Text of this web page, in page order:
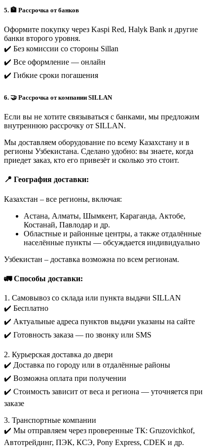
5. 🏦 Рассрочка от банков
Оформите покупку через Kaspi Red, Halyk Bank и другие
банки второго уровня.
✔️ Без комиссии со стороны Sillan
✔️ Все оформление — онлайн
✔️ Гибкие сроки погашения
6. 🤝 Рассрочка от компании SILLAN
Если вы не хотите связываться с банками, мы предложим
внутреннюю рассрочку от SILLAN.
Мы доставляем оборудование по всему Казахстану и в
регионы Узбекистана. Сделано удобно: вы знаете, когда
приедет заказ, кто его привезёт и сколько это стоит.
📍 География доставки:
Казахстан – все регионы, включая:
Астана, Алматы, Шымкент, Караганда, Актобе,
Костанай, Павлодар и др.
Областные и районные центры, а также отдалённые
населённые пункты — обсуждается индивидуально
Узбекистан – доставка возможна по всем регионам.
🚛 Способы доставки:
1. Самовывоз со склада или пункта выдачи SILLAN
✔️ Бесплатно
✔️ Актуальные адреса пунктов выдачи указаны на сайте
✔️ Готовность заказа — по звонку или SMS
2. Курьерская доставка до двери
✔️ Доставка по городу или в отдалённые районы
✔️ Возможна оплата при получении
✔️ Стоимость зависит от веса и региона — уточняется при
заказе
3. Транспортные компании
✔️ Мы отправляем через проверенные ТК: Gruzovichkof,
Автотрейдинг, ПЭК, КСЭ, Pony Express, CDEK и др.